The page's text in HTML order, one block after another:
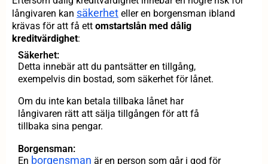
långivaren kan säkerhet eller en borgensman ibland
krävas för att få ett omstartslån med dålig
kreditvärdighet:
Säkerhet:
Detta innebär att du pantsätter en tillgång,
exempelvis din bostad, som säkerhet för lånet.
Om du inte kan betala tillbaka lånet har
långivaren rätt att sälja tillgången för att få
tillbaka sina pengar.
Borgensman:
En borgensman är en person som går i god för